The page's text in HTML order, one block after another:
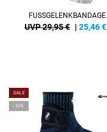
FUSSGELENKBANDAGE
UVP 29,95 € | 25,46€
SALE
-10%